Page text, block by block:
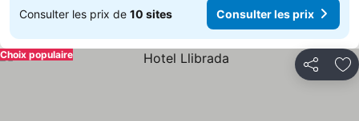
Consulter les prix de 10 sites Consulter les prix
Partager
Choix populaire